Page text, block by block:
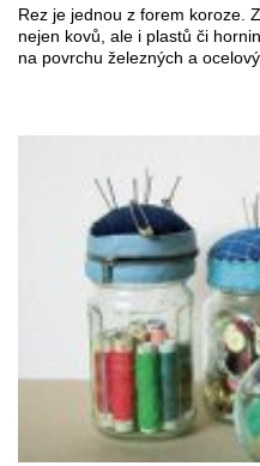
Rez je jednou z forem koroze.
nejen kovů, ale i plastů či
na povrchu železných a